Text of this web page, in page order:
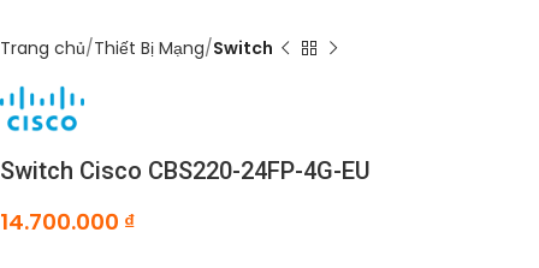
Trang chủ Thiết Bị Mạng Switch
Switch Cisco CBS220-24FP-4G-EU
14.700.000 ₫